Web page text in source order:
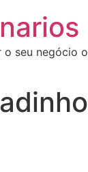
seu negócio